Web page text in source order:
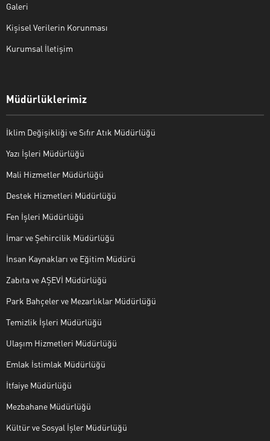
Galeri
Kişisel Verilerin Korunması
Kurumsal İletişim
Müdürlüklerimiz
İklim Değişikliği ve Sıfır Atık Müdürlüğü
Yazı İşleri Müdürlüğü
Mali Hizmetler Müdürlüğü
Destek Hizmetleri Müdürlüğü
Fen İşleri Müdürlüğü
İmar ve Şehircilik Müdürlüğü
İnsan Kaynakları ve Eğitim Müdürü
Zabıta ve AŞEVİ Müdürlüğü
Park Bahçeler ve Mezarlıklar Müdürlüğü
Temizlik İşleri Müdürlüğü
Ulaşım Hizmetleri Müdürlüğü
Emlak İstimlak Müdürlüğü
İtfaiye Müdürlüğü
Mezbahane Müdürlüğü
Kültür ve Sosyal İşler Müdürlüğü